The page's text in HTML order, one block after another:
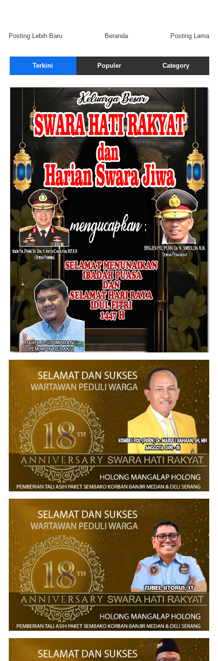
Posting Lebih Baru Posting Lama
Beranda
Terkini Populer Category